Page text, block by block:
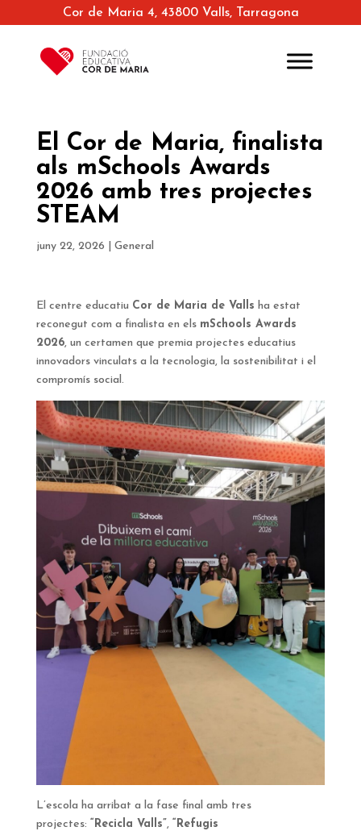
Cor de Maria 4, 43800 Valls, Tarragona
El Cor de Maria, finalista
als mSchools Awards
2026 amb tres projectes
STEAM
juny 22, 2026 General
El centre educatiu Cor de Maria de Valls ha estat
reconegut com a finalista en els mSchools Awards
2026, un certamen que premia projectes educatius
innovadors vinculats a la tecnologia, la sostenibilitat i el
compromís social.
L’escola ha arribat a la fase final amb tres
projectes: “Recicla Valls”, “Refugis